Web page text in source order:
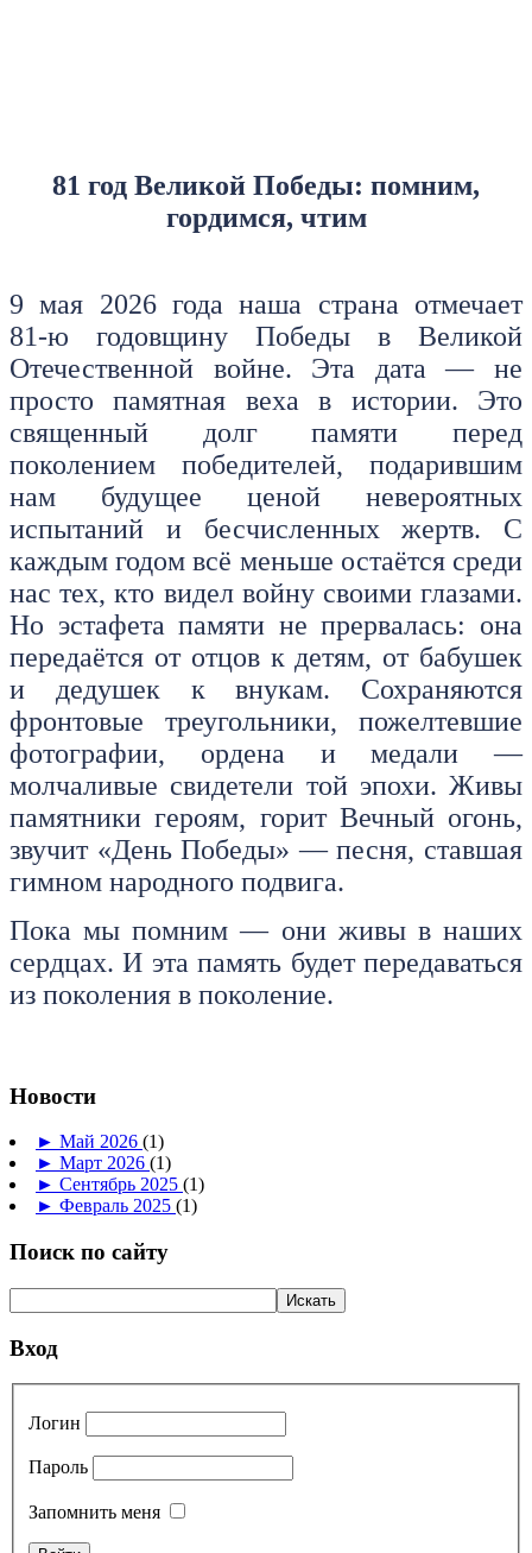
81 год Великой Победы: помним,
гордимся, чтим
9 мая 2026 года наша страна отмечает
81‑ю годовщину Победы в Великой
Отечественной войне. Эта дата — не
просто памятная веха в истории. Это
священный долг памяти перед
поколением победителей, подарившим
нам будущее ценой невероятных
испытаний и бесчисленных жертв. С
каждым годом всё меньше остаётся среди
нас тех, кто видел войну своими глазами.
Но эстафета памяти не прервалась: она
передаётся от отцов к детям, от бабушек
и дедушек к внукам. Сохраняются
фронтовые треугольники, пожелтевшие
фотографии, ордена и медали —
молчаливые свидетели той эпохи. Живы
памятники героям, горит Вечный огонь,
звучит «День Победы» — песня, ставшая
гимном народного подвига.
Пока мы помним — они живы в наших
сердцах. И эта память будет передаваться
из поколения в поколение.
Новости
► Май 2026 (1)
► Март 2026 (1)
► Сентябрь 2025 (1)
► Февраль 2025 (1)
Поиск по сайту
Вход
Логин
Пароль
Запомнить меня